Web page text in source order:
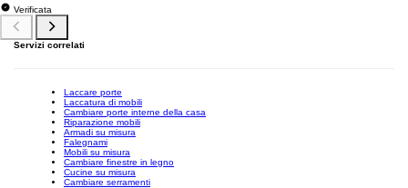
Verificata
Servizi correlati
Laccare porte
Laccatura di mobili
Cambiare porte interne della casa
Riparazione mobili
Armadi su misura
Falegnami
Mobili su misura
Cambiare finestre in legno
Cucine su misura
Cambiare serramenti